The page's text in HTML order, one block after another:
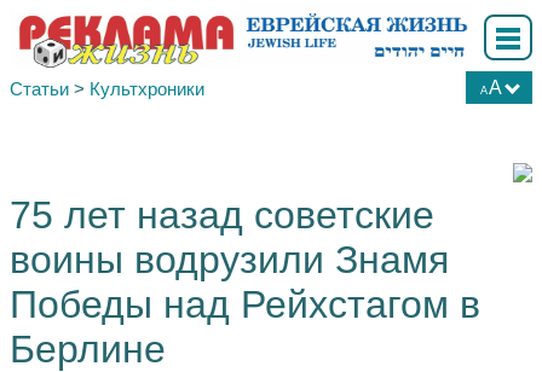
AA
Статьи > Культхроники
75 лет назад советские
воины водрузили Знамя
Победы над Рейхстагом в
Берлине